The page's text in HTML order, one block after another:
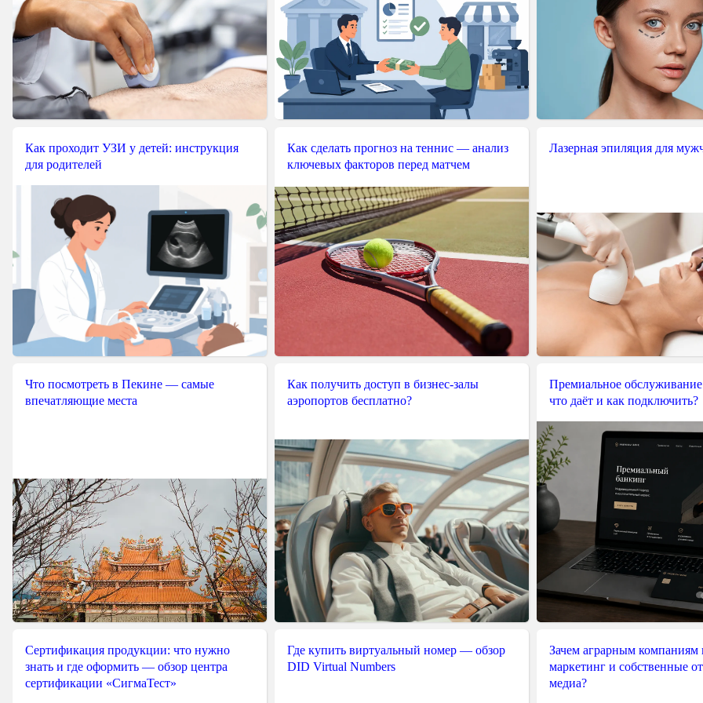
Как проходит УЗИ у детей: инструкция
для родителей
Как сделать прогноз на теннис — анализ
ключевых факторов перед матчем
Лазерная эпиляция для
Что посмотреть в Пекине — самые
впечатляющие места
Как получить доступ в бизнес-залы
аэропортов бесплатно?
Премиальное
что даёт и как подключить?
Сертификация продукции: что нужно
знать и где оформить — обзор центра
сертификации «СигмаТест»
Где купить виртуальный номер — обзор
DID Virtual Numbers
Зачем аграрным компаниям
маркетинг и собственные
медиа?